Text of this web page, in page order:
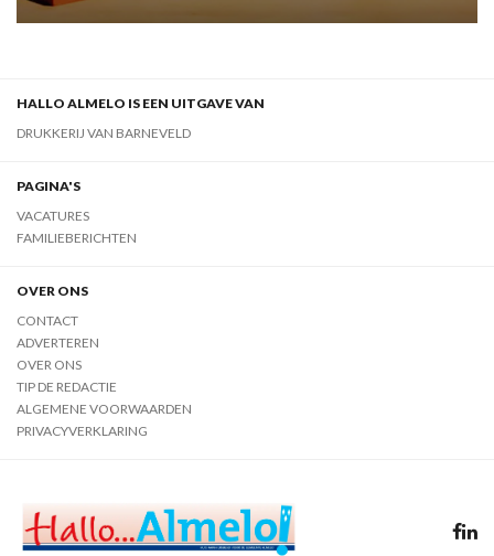
HALLO ALMELO IS EEN UITGAVE VAN
DRUKKERIJ VAN BARNEVELD
PAGINA'S
VACATURES
FAMILIEBERICHTEN
OVER ONS
CONTACT
ADVERTEREN
OVER ONS
TIP DE REDACTIE
ALGEMENE VOORWAARDEN
PRIVACYVERKLARING